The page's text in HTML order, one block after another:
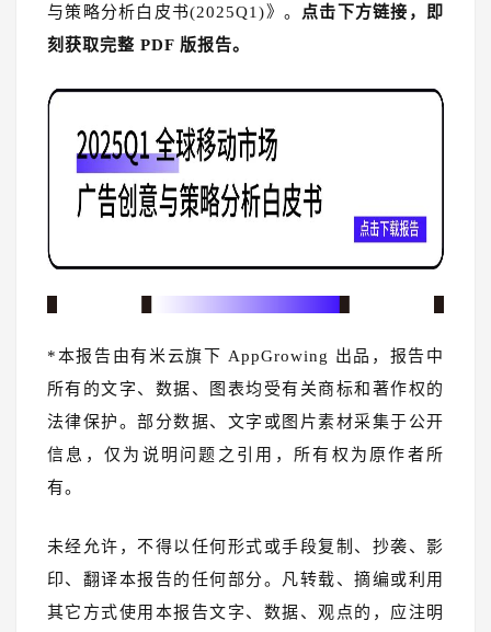
与策略分析白皮书(2025Q1)》。
点击下方链接，即
刻获取完整 PDF 版报告。
*本报告由有米云旗下 AppGrowing 出品，报告中
所有的文字、数据、图表均受有关商标和著作权的
法律保护。部分数据、文字或图片素材采集于公开
信息，仅为说明问题之引用，所有权为原作者所
有。
未经允许，不得以任何形式或手段复制、抄袭、影
印、翻译本报告的任何部分。凡转载、摘编或利用
其它方式使用本报告文字、数据、观点的，应注明